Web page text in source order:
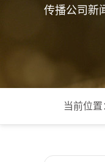
传播公司新
当前位置